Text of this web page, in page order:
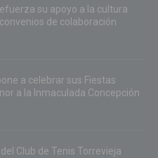
su apoyo a la cultura
de colaboración
a celebrar sus Fiestas
a la Inmaculada Concepción
Club de Tenis Torrevieja